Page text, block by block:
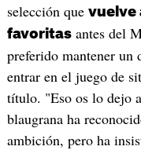
selección que vuelve
favoritasantes del
preferido mantener un
entrar en el juego de
título. "Eso os lo dejo
blaugrana ha
ambición, pero ha